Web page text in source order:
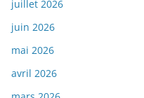
juillet 2026
juin 2026
mai 2026
avril 2026